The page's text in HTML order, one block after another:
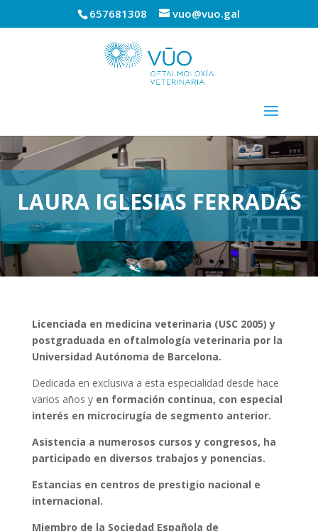
657681308 vuo@vuo.gal
LAURA IGLESIAS FERRADÁS
Licenciada en medicina veterinaria (USC 2005) y
postgraduada en oftalmología veterinaria por la
Universidad Autónoma de Barcelona.
Dedicada en exclusiva a esta especialidad desde hace
varios años yen formación continua, con especial
interés en microcirugía de segmento anterior.
Asistencia a numerosos cursos y congresos, ha
participado en diversos trabajos y ponencias.
Estancias en centros de prestigio nacional e
internacional.
Miembro de la Sociedad Española de